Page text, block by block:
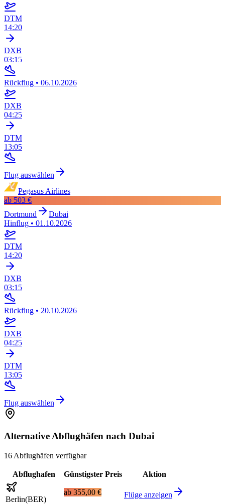
DTM
14:20
DXB
03:15
Rückflug • 06.10.2026
DXB
04:25
DTM
13:05
Flug auswählen
Pegasus Airlines
ab 503 €
Dortmund
Dubai
Hinflug • 01.10.2026
DTM
14:20
DXB
03:15
Rückflug • 20.10.2026
DXB
04:25
DTM
13:05
Flug auswählen
Alternative Abflughäfen nach Dubai
16 Abflughäfen verfügbar
Abflughafen Günstigster Preis Aktion
Berlin(BER)
ab 355,00 € Flüge anzeigen